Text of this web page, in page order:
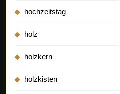
hochzeitstag
holz
holzkern
holzkisten